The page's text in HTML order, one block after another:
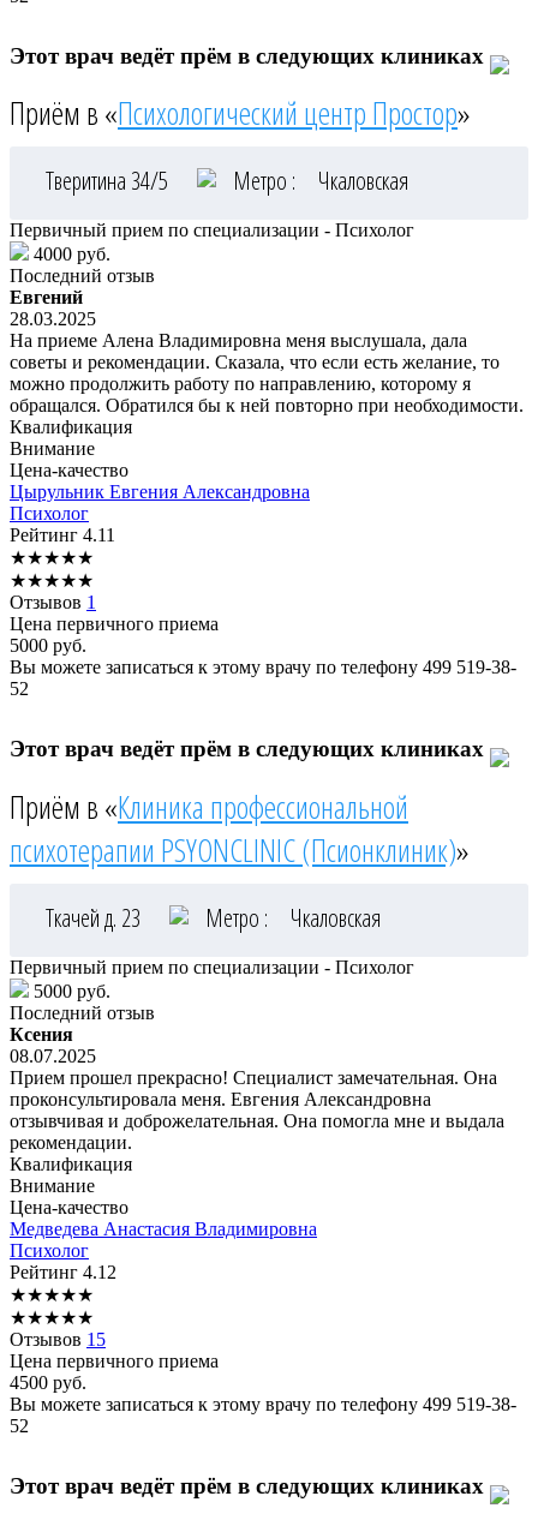
Этот врач ведёт прём в следующих клиниках
Приём в «Психологический центр Простор»
Тверитина 34/5 Метро : Чкаловская
Первичный прием по специализации - Психолог
4000 руб.
Последний отзыв
Евгений
28.03.2025
На приеме Алена Владимировна меня выслушала, дала
советы и рекомендации. Сказала, что если есть желание, то
можно продолжить работу по направлению, которому я
обращался. Обратился бы к ней повторно при необходимости.
Квалификация
Внимание
Цена-качество
Цырульник Евгения Александровна
Психолог
Рейтинг 4.11
★★★★★
★★★★★
Отзывов 1
Цена первичного приема
5000 руб.
Вы можете записаться к этому врачу по телефону 499 519-38-
52
Этот врач ведёт прём в следующих клиниках
Приём в «Клиника профессиональной
психотерапии PSYONCLINIC (Псионклиник)»
Ткачей д. 23 Метро : Чкаловская
Первичный прием по специализации - Психолог
5000 руб.
Последний отзыв
Ксения
08.07.2025
Прием прошел прекрасно! Специалист замечательная. Она
проконсультировала меня. Евгения Александровна
отзывчивая и доброжелательная. Она помогла мне и выдала
рекомендации.
Квалификация
Внимание
Цена-качество
Медведева Анастасия Владимировна
Психолог
Рейтинг 4.12
★★★★★
★★★★★
Отзывов 15
Цена первичного приема
4500 руб.
Вы можете записаться к этому врачу по телефону 499 519-38-
52
Этот врач ведёт прём в следующих клиниках